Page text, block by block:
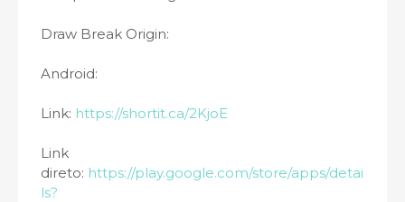
Draw Break Origin:
Android:
Link: https://shortit.ca/2KjoE
Link
direto: https://play.google.com/store/apps/detai
ls?